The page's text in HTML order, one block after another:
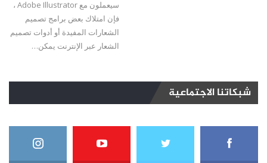
سيعملون مع Adobe Illustrator ،
فإن امتلاك بعض برامج تصميم
الشعارات المفيدة أو أدوات تصميم
الشعار عبر الإنترنت يمكن…
شبكاتنا الاجتماعية